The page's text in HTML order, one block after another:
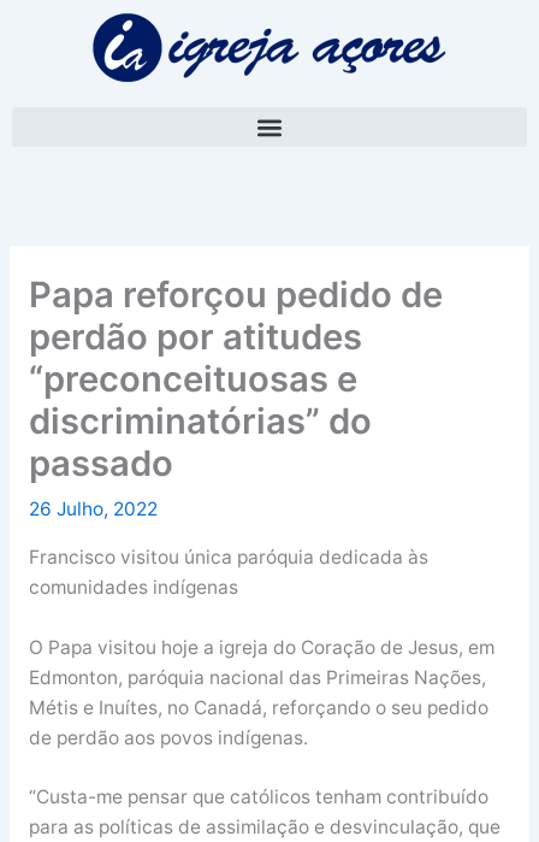
Papa reforçou pedido de
perdão por atitudes
“preconceituosas e
discriminatórias” do
passado
26 Julho, 2022
Francisco visitou única paróquia dedicada às
comunidades indígenas
O Papa visitou hoje a igreja do Coração de Jesus, em
Edmonton, paróquia nacional das Primeiras Nações,
Métis e Inuítes, no Canadá, reforçando o seu pedido
de perdão aos povos indígenas.
“Custa-me pensar que católicos tenham contribuído
para as políticas de assimilação e desvinculação, que